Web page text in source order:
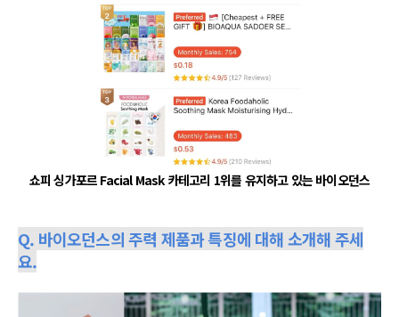
쇼피 싱가포르 Facial Mask 카테고리 1위를 유지하고 있는 바이오던스
Q. 바이오던스의 주력 제품과 특징에 대해 소개해 주세
요.